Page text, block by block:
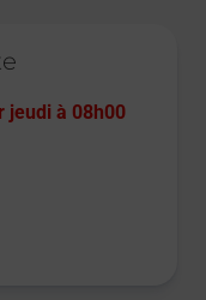
jeudi à 08h00